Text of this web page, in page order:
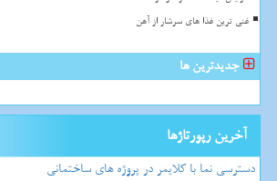
غنی ترین غذا های سرشار از آهن
جدیدترین ها
آخرین رپورتاژها
دسترسی نما با کلایمر در پروژه های ساختمانی